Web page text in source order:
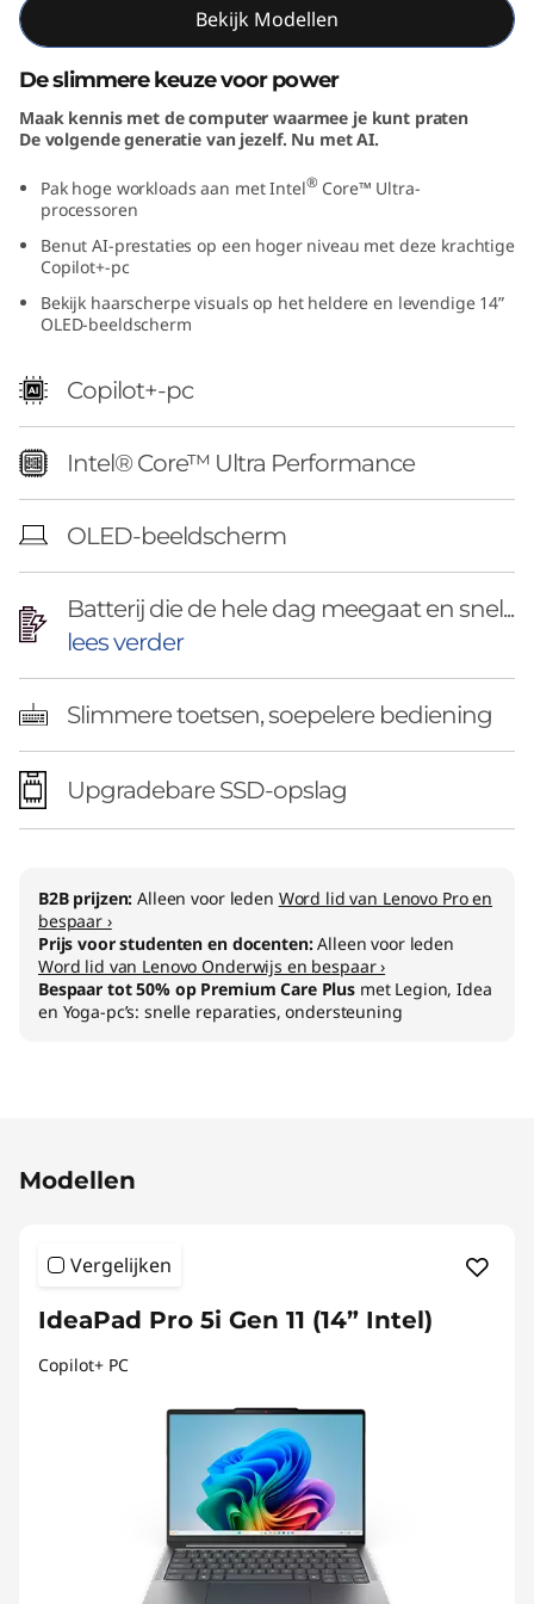
n
e
Bekijk Modellen
De slimmere keuze voor power
Maak kennis met de computer waarmee je kunt praten
De volgende generatie van jezelf. Nu met AI.
Pak hoge workloads aan met Intel® Core™ Ultra-
processoren
Benut AI-prestaties op een hoger niveau met deze krachtige
Copilot+-pc
Bekijk haarscherpe visuals op het heldere en levendige 14”
OLED-beeldscherm
Copilot+-pc
Intel® Core™ Ultra Performance
OLED-beeldscherm
Batterij die de hele dag meegaat en snel...
lees verder
Slimmere toetsen, soepelere bediening
Upgradebare SSD-opslag
B2B prijzen:Alleen voor leden Word lid van Lenovo Pro en
bespaar ›
Prijs voor studenten en docenten:Alleen voor leden
Word lid van Lenovo Onderwijs en bespaar ›
Bespaar tot 50% op Premium Care Plusmet Legion, Idea
en Yoga-pc’s: snelle reparaties, ondersteuning
Modellen
Vergelijken
IdeaPad Pro 5i Gen 11 (14” Intel)
Copilot+ PC